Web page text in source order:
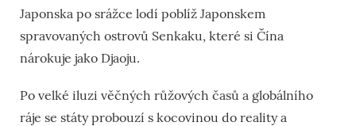
Japonska po srážce lodí poblíž Japonskem
spravovaných ostrovů Senkaku, které si Čína
nárokuje jako Djaoju.
Po velké iluzi věčných růžových časů a globálního
ráje se státy probouzí s kocovinou do reality a